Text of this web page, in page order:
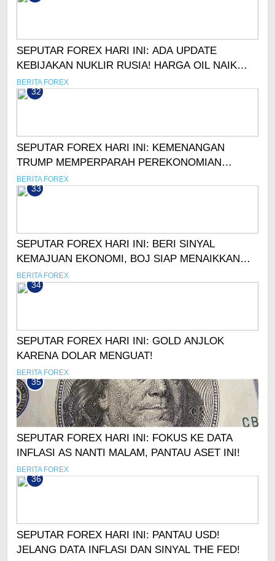
SEPUTAR FOREX HARI INI: ADA UPDATE
KEBIJAKAN NUKLIR RUSIA! HARGA OIL NAIK
LAGI
BERITA FOREX
32
SEPUTAR FOREX HARI INI: KEMENANGAN
TRUMP MEMPERPARAH PEREKONOMIAN
EROPA
BERITA FOREX
33
SEPUTAR FOREX HARI INI: BERI SINYAL
KEMAJUAN EKONOMI, BOJ SIAP MENAIKKAN
SUKU BUNGA?
BERITA FOREX
34
SEPUTAR FOREX HARI INI: GOLD ANJLOK
KARENA DOLAR MENGUAT!
BERITA FOREX
35
SEPUTAR FOREX HARI INI: FOKUS KE DATA
INFLASI AS NANTI MALAM, PANTAU ASET INI!
BERITA FOREX
36
SEPUTAR FOREX HARI INI: PANTAU USD!
JELANG DATA INFLASI DAN SINYAL THE FED!